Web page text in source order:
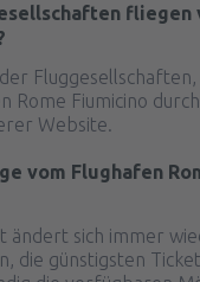
fliegen
Rome Fiumicino
Website.
vom Flughafen
ändert sich immer
die günstigsten